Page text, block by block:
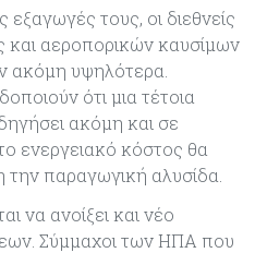
εξαγωγές τους, οι διεθνείς
και αεροπορικών καυσίμων
ακόμη υψηλότερα.
ότι μια τέτοια
ακόμη και σε
ενεργειακό κόστος θα
παραγωγική αλυσίδα.
να ανοίξει και νέο
Σύμμαχοι των ΗΠΑ που